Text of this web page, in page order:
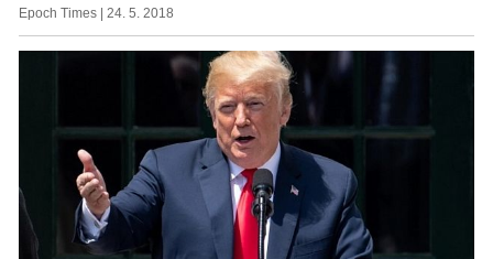
Epoch Times | 24. 5. 2018